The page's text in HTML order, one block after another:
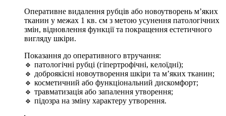
Оперативне видалення рубців або новоутворень м’яких
тканин у межах 1 кв. см з метою усунення патологічних
змін, відновлення функції та покращення естетичного
вигляду шкіри.
Показання до оперативного втручання:
🔹 патологічні рубці (гіпертрофічні, келоїдні);
🔹 доброякісні новоутворення шкіри та м’яких тканин;
🔹 косметичний або функціональний дискомфорт;
🔹 травматизація або запалення утворення;
🔹 підозра на зміну характеру утворення.